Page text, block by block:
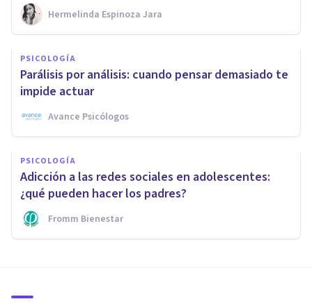
Hermelinda Espinoza Jara
PSICOLOGÍA
Parálisis por análisis: cuando pensar demasiado te
impide actuar
Avance Psicólogos
PSICOLOGÍA
Adicción a las redes sociales en adolescentes:
¿qué pueden hacer los padres?
Fromm Bienestar